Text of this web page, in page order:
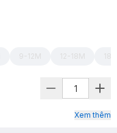
9-12M 12-18M
Xem thêm